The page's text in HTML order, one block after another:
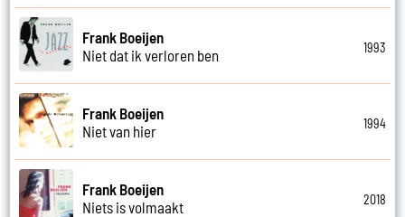
Frank Boeijen
Niet dat ik verloren ben
1993
Frank Boeijen
Niet van hier
1994
Frank Boeijen
Niets is volmaakt
2018